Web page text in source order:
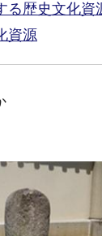
る歴史文化資
資源